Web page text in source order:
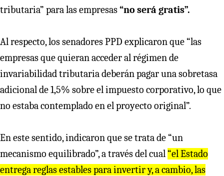
tributaria” para las empresas“no será gratis”.
Al respecto, los senadores PPD explicaron que “las
empresas que quieran acceder al régimen de
invariabilidad tributaria deberán pagar una sobretasa
adicional de 1,5% sobre el impuesto corporativo, lo que
no estaba contemplado en el proyecto original”.
En este sentido, indicaron que se trata de “un
mecanismo equilibrado”, a través del cual “el Estado
entrega reglas estables para invertir y, a cambio, las